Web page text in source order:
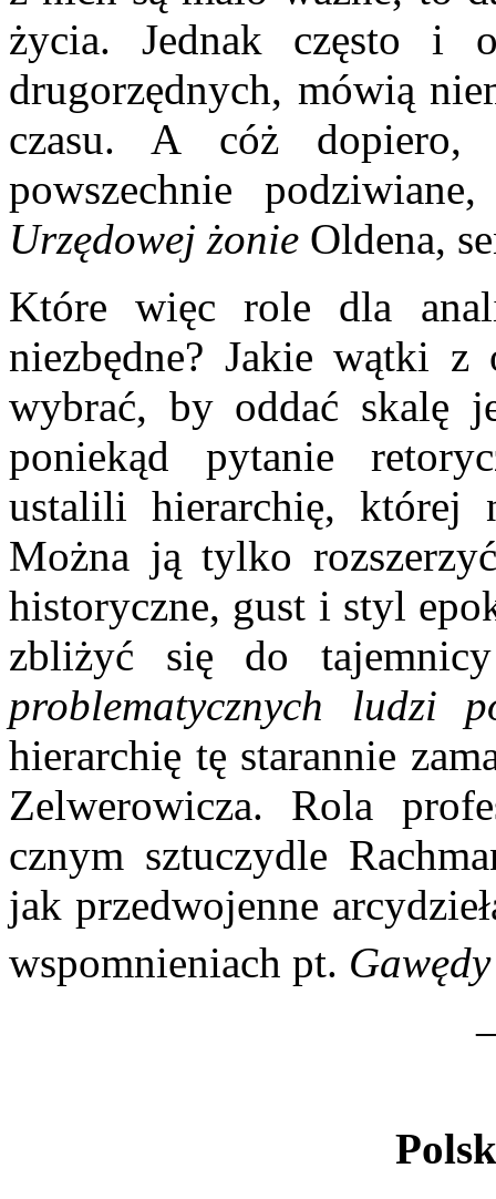
życia. Jednak często i
drugorzędnych, mówią
czasu. A cóż
powszechnie
Urzędowej żonie Oldena,
Które więc role dla
niezbędne? Jakie wątki
wybrać, by oddać skalę
poniekąd pytanie
ustalili hierarchię, której
Można ją tylko
historyczne, gust i styl
zbliżyć się do
problematycz­nych ludzi
hierarchię tę starannie
Zelwerowicza. Rola
cznym sztuczydle
jak przedwojenne
wspomnieniach pt.